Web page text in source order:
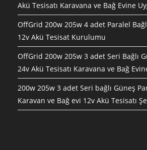
Akü Tesisatı Karavana ve Bağ Evine
OffGrid 200w 205w 4 adet Paralel
12v Akü Tesisat Kurulumu
OffGrid 200w 205w 3 adet Seri Bağlı
24v Akü Tesisatı Karavana ve Bağ
200w 205w 3 adet Seri bağlı Güneş
Karavan ve Bağ evi 12v Akü Tesisatı